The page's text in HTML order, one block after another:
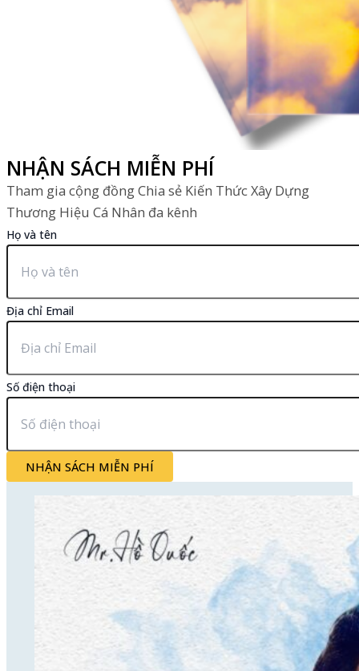
NHẬN SÁCH MIỄN PHÍ
Tham gia cộng đồng Chia sẻ Kiến Thức Xây Dựng
Thương Hiệu Cá Nhân đa kênh
Họ và tên
Địa chỉ Email
Số điện thoại
NHẬN SÁCH MIỄN PHÍ